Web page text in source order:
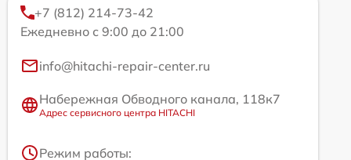
+7 (812) 214-73-42
Ежедневно с 9:00 до 21:00
info@hitachi-repair-center.ru
Набережная Обводного канала, 118к7
Адрес сервисного центра HITACHI
Режим работы: